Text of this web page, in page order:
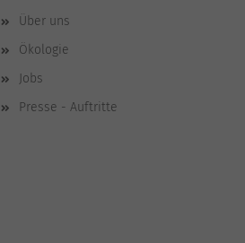
Über uns
Ökologie
Jobs
Presse - Auftritte